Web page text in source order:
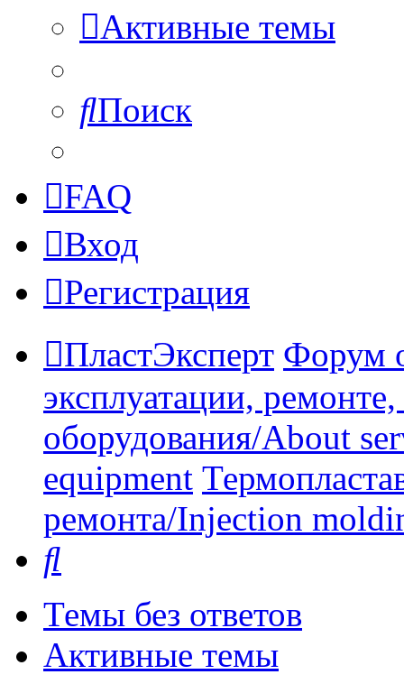
Активные темы
Поиск
FAQ
Вход
Регистрация
ПластЭксперт Форум
эксплуатации,
оборудования/About
equipment
ремонта/Injection
Темы без ответов
Активные темы